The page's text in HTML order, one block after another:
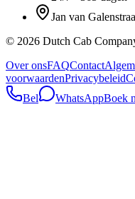
Jan van
© 2026 Dutch Cab
Over onsFAQContact
voorwaardenPrivacybeleid
Bel
WhatsAppBoek